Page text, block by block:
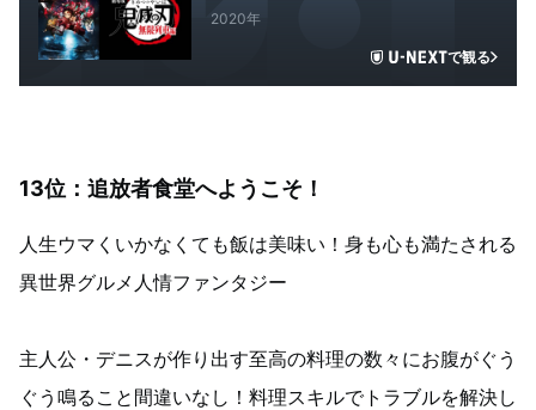
2020年
で観る
13位：追放者食堂へようこそ！
人生ウマくいかなくても飯は美味い！身も心も満たされる
異世界グルメ人情ファンタジー
主人公・デニスが作り出す至高の料理の数々にお腹がぐう
ぐう鳴ること間違いなし！料理スキルでトラブルを解決し